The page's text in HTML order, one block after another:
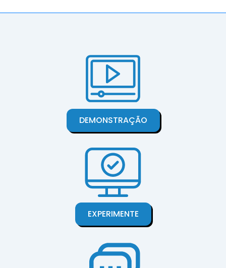
DEMONSTRAÇÃO
EXPERIMENTE